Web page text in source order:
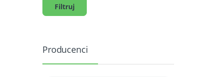
Filtruj
Producenci